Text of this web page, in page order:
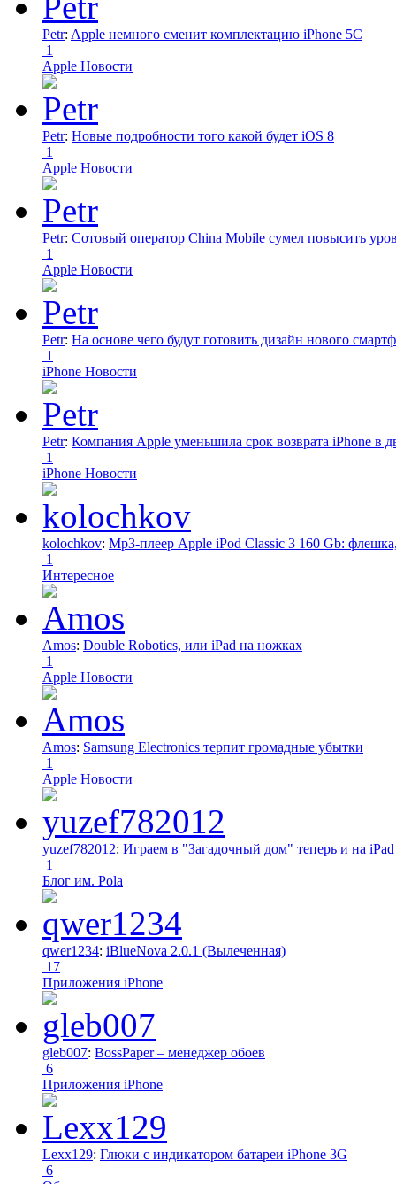
Petr: Apple немного сменит комплектацию iPhone 5C
1
Apple Новости
Petr: Новые подробности того какой будет iOS 8
1
Apple Новости
Petr: Сотовый оператор China Mobile сумел повысить
1
Apple Новости
Petr: На основе чего будут готовить дизайн нового
1
iPhone Новости
Petr: Компания Apple уменьшила срок возврата iPhone в
1
iPhone Новости
kolochkov: Mp3-плеер Apple iPod Classic 3 160 Gb:
1
Интересное
Amos: Double Robotics, или iPad на ножках
1
Apple Новости
Amos: Samsung Electronics терпит громадные убытки
1
Apple Новости
yuzef782012: Играем в "Загадочный дом" теперь и на iPad
1
Блог им. Pola
qwer1234: iBlueNova 2.0.1 (Вылеченная)
17
Приложения iPhone
gleb007: BossPaper – менеджер обоев
6
Приложения iPhone
Lexx129: Глюки с индикатором батареи iPhone 3G
6